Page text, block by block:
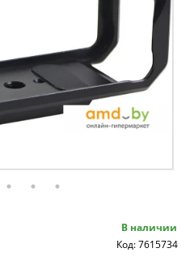
В наличии
Код: 7615734